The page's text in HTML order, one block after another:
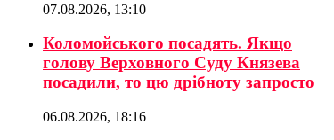
07.08.2026, 13:10
Коломойського посадять. Якщо
голову Верховного Суду Князева
посадили, то цю дрібноту запросто
06.08.2026, 18:16